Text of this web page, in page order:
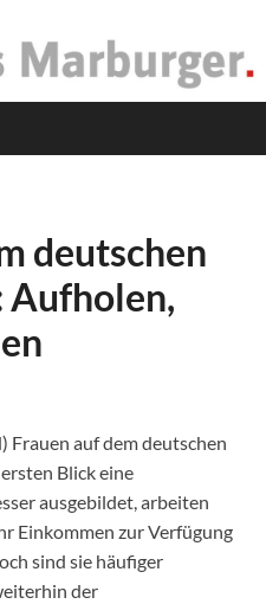
deutschen
Frauen auf dem deutschen
Blick eine
ausgebildet, arbeiten
Einkommen zur Verfügung
sind sie häufiger
der